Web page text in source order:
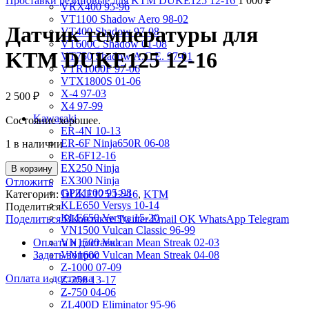
VRX400 95-96
VT1100 Shadow Aero 98-02
VT400 Shadow 97-08
VT600C Shadow 01-08
VT750 Shadow A.C.E. 97-01
VTR1000F 97-06
VTX1800S 01-06
X-4 97-03
X4 97-99
Kawasaki
ER-4N 10-13
ER-6F Ninja650R 06-08
ER-6F12-16
EX250 Ninja
EX300 Ninja
GPZ1100 95-98
KLE650 Versys 10-14
KLE650 Versys 15-20
VN1500 Vulcan Classic 96-99
VN1500 Vulcan Mean Streak 02-03
VN1600 Vulcan Mean Streak 04-08
Z-1000 07-09
Z-250 13-17
Z-750 04-06
ZL400D Eliminator 95-96
Датчик температуры для
KTM DUKE125 12-16
2 500 ₽
Состояние хорошее.
1 в наличии
В корзину
Отложить
Категории:DUKE125 12-16, KTM
Поделиться
Поделиться ВКонтакте Twitter Email OK WhatsApp Telegram
Оплата и доставка
Задать вопрос
Оплата и доставка